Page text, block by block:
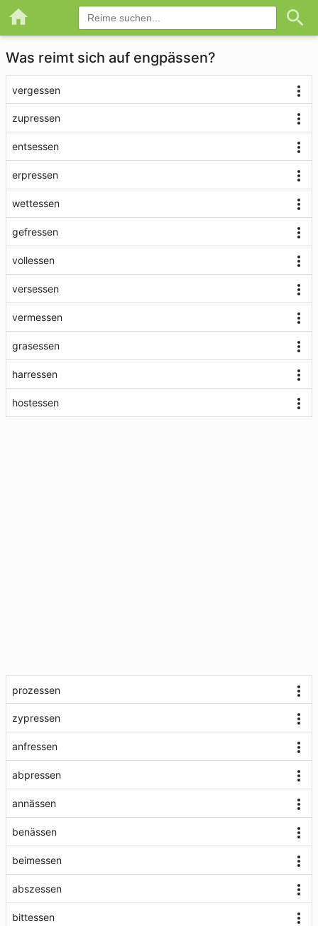
Was reimt sich auf engpässen?
vergessen
zupressen
entsessen
erpressen
wettessen
gefressen
vollessen
versessen
vermessen
grasessen
harressen
hostessen
prozessen
zypressen
anfressen
abpressen
annässen
benässen
beimessen
abszessen
bittessen